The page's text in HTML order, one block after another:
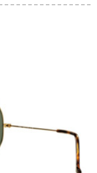
不滅式3 Dディップビ